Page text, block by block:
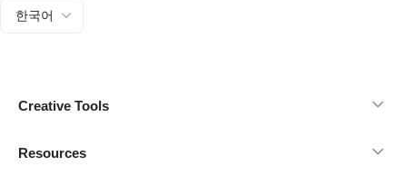
한국어
Creative Tools
Resources